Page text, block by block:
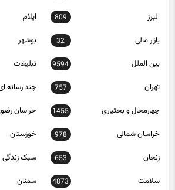
اصفهان 1616 اقتصادی
البرز 809
بازار مالی 32 بوشهر
بین الملل 9594 تبلیغات
تهران 757 چند رسانه ای
چهارمحال و بختیاری 1455 خراسان رضوی
خراسان شمالی 978 خوزستان
زنجان 653 سبک زندگی